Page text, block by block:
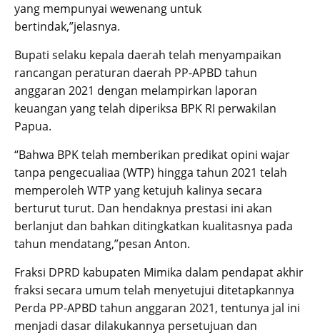
yang mempunyai wewenang untuk
bertindak,”jelasnya.
Bupati selaku kepala daerah telah menyampaikan
rancangan peraturan daerah PP-APBD tahun
anggaran 2021 dengan melampirkan laporan
keuangan yang telah diperiksa BPK RI perwakilan
Papua.
“Bahwa BPK telah memberikan predikat opini wajar
tanpa pengecualiaa (WTP) hingga tahun 2021 telah
memperoleh WTP yang ketujuh kalinya secara
berturut turut. Dan hendaknya prestasi ini akan
berlanjut dan bahkan ditingkatkan kualitasnya pada
tahun mendatang,”pesan Anton.
Fraksi DPRD kabupaten Mimika dalam pendapat akhir
fraksi secara umum telah menyetujui ditetapkannya
Perda PP-APBD tahun anggaran 2021, tentunya jal ini
menjadi dasar dilakukannya persetujuan dan